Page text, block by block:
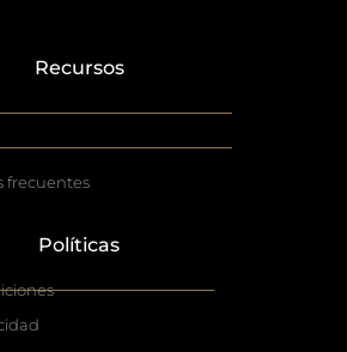
Recursos
frecuentes
Políticas